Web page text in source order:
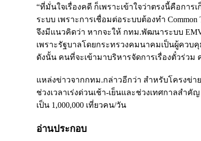
“ที่มั่นใจเรื่องคดี ก็เพราะเข้าใจว่าตรงนี้คือกา
ระบบ เพราะการเชื่อมต่อระบบต้องทำ
จึงมีแนวคิดว่า หากจะให้ กทม.พัฒนาระบบ
เพราะรัฐบาลโดยกระทรวงคมนาคมเป็นผู้คว
ดังนั้น คนที่จะเข้ามาบริหารจัดการเรื่องตั๋วร่วม
แหล่งข่าวจากกทม.กล่าวอีกว่า สำหรับโครงข่า
ช่วงเวลาเร่งด่วนเช้า-เย็นและช่วงเทศกาลสำ
เป็น 1,000,000 เที่ยวคน/วัน
อ่านประกอบ